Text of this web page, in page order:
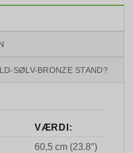
SØLV-BRONZE STAND?
VÆRDI:
60,5 cm (23.8″)